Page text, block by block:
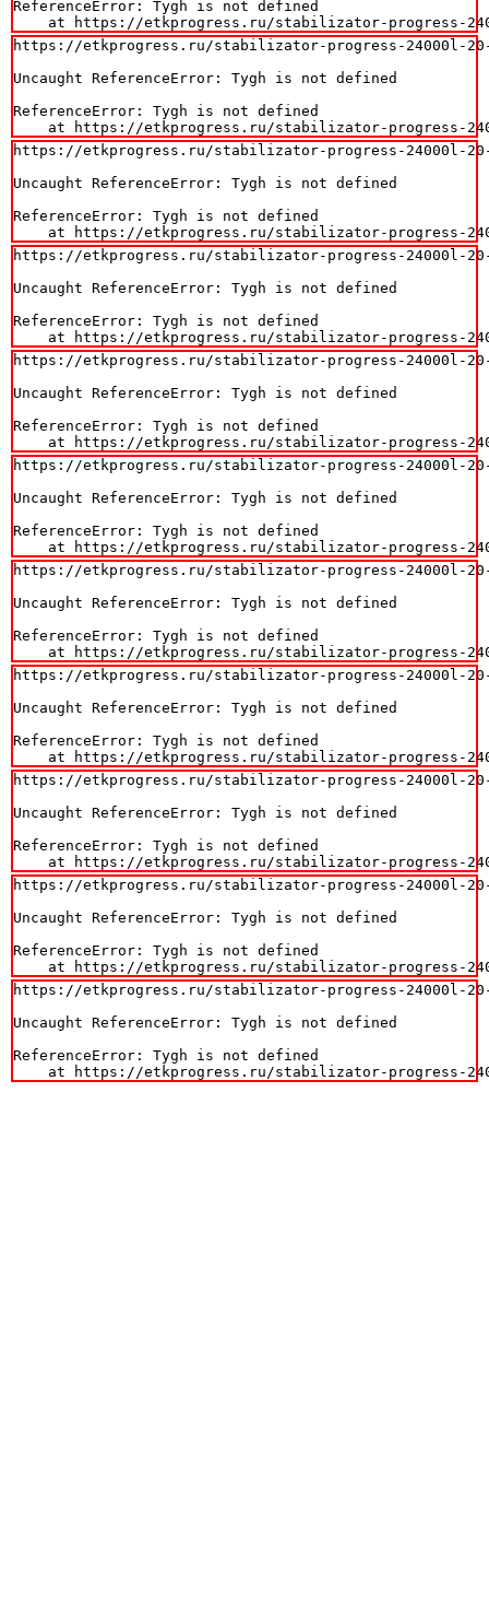
ReferenceError: Tygh is not defined
at https://etkprogress.ru/stabilizator-progress-
https://etkprogress.ru/stabilizator-progress-24000l-20-
Uncaught ReferenceError: Tygh is not defined
ReferenceError: Tygh is not defined
at https://etkprogress.ru/stabilizator-progress-
https://etkprogress.ru/stabilizator-progress-24000l-20-
Uncaught ReferenceError: Tygh is not defined
ReferenceError: Tygh is not defined
at https://etkprogress.ru/stabilizator-progress-
https://etkprogress.ru/stabilizator-progress-24000l-20-
Uncaught ReferenceError: Tygh is not defined
ReferenceError: Tygh is not defined
at https://etkprogress.ru/stabilizator-progress-
https://etkprogress.ru/stabilizator-progress-24000l-20-
Uncaught ReferenceError: Tygh is not defined
ReferenceError: Tygh is not defined
at https://etkprogress.ru/stabilizator-progress-
https://etkprogress.ru/stabilizator-progress-24000l-20-
Uncaught ReferenceError: Tygh is not defined
ReferenceError: Tygh is not defined
at https://etkprogress.ru/stabilizator-progress-
https://etkprogress.ru/stabilizator-progress-24000l-20-
Uncaught ReferenceError: Tygh is not defined
ReferenceError: Tygh is not defined
at https://etkprogress.ru/stabilizator-progress-
https://etkprogress.ru/stabilizator-progress-24000l-20-
Uncaught ReferenceError: Tygh is not defined
ReferenceError: Tygh is not defined
at https://etkprogress.ru/stabilizator-progress-
https://etkprogress.ru/stabilizator-progress-24000l-20-
Uncaught ReferenceError: Tygh is not defined
ReferenceError: Tygh is not defined
at https://etkprogress.ru/stabilizator-progress-
https://etkprogress.ru/stabilizator-progress-24000l-20-
Uncaught ReferenceError: Tygh is not defined
ReferenceError: Tygh is not defined
at https://etkprogress.ru/stabilizator-progress-
https://etkprogress.ru/stabilizator-progress-24000l-20-
Uncaught ReferenceError: Tygh is not defined
ReferenceError: Tygh is not defined
at https://etkprogress.ru/stabilizator-progress-